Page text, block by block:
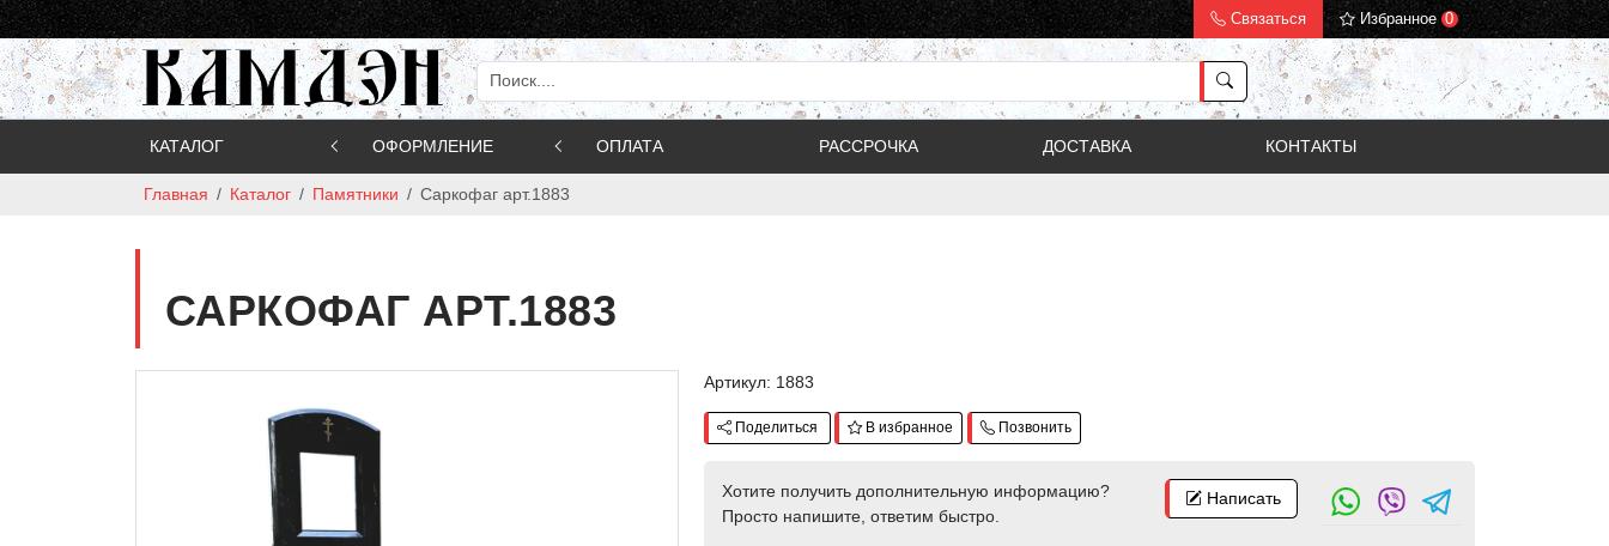
Связаться Избранное 0
КАТАЛОГ ОФОРМЛЕНИЕ ОПЛАТА РАССРОЧКА ДОСТАВКА КОНТАКТЫ
Главная Каталог Памятники Саркофаг арт.1883
САРКОФАГ АРТ.1883
Артикул: 1883
Поделиться В избранное Позвонить
Хотите получить дополнительную информацию?
Просто напишите, ответим быстро.
Написать